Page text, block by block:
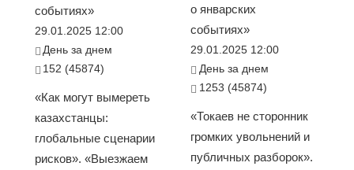
событиях»
29.01.2025 12:00
День за днем
152 (45874)
«Как могут вымереть
казахстанцы:
глобальные сценарии
рисков». «Выезжаем
о январских
событиях»
29.01.2025 12:00
День за днем
1253 (45874)
«Токаев не сторонник
громких увольнений и
публичных разборок».